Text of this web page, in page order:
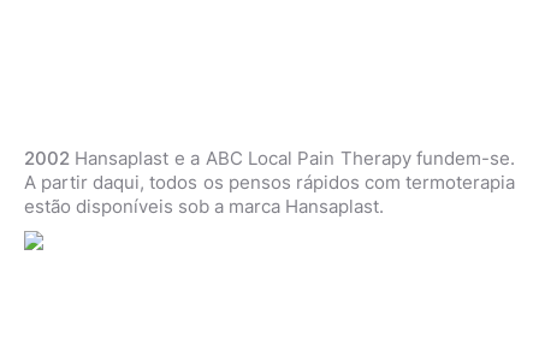
2002 Hansaplast e a ABC Local Pain Therapy fundem-se.
A partir daqui, todos os pensos rápidos com termoterapia
estão disponíveis sob a marca Hansaplast.